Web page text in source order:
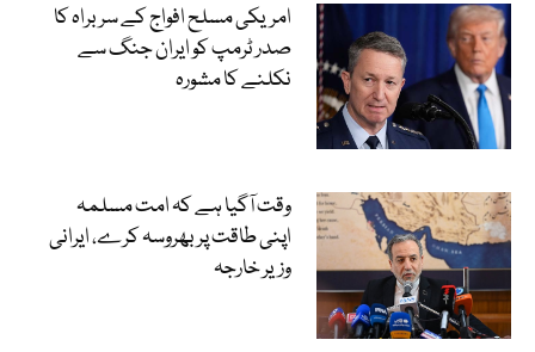
امریکی مسلح افواج کے سربراہ کا
صدر ٹرمپ کو ایران جنگ سے
نکلنے کا مشورہ
وقت آگیا ہے کہ امت مسلمہ
اپنی طاقت پر بھروسہ کرے، ایرانی
وزیر خارجہ